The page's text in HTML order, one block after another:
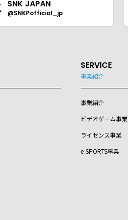
SNK JAPAN
@SNKPofficial_jp
SERVICE
事業紹介
事業紹介
ビデオゲーム事業
ライセンス事業
e-SPORTS事業